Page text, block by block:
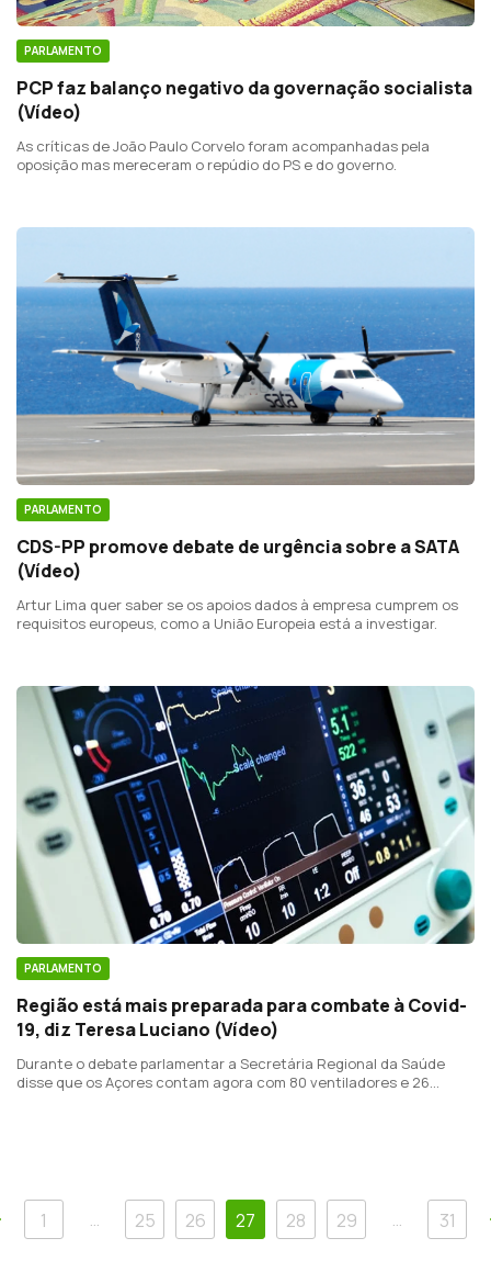
PARLAMENTO
PCP faz balanço negativo da governação socialista
(Vídeo)
As críticas de João Paulo Corvelo foram acompanhadas pela
oposição mas mereceram o repúdio do PS e do governo.
PARLAMENTO
CDS-PP promove debate de urgência sobre a SATA
(Vídeo)
Artur Lima quer saber se os apoios dados à empresa cumprem os
requisitos europeus, como a União Europeia está a investigar.
PARLAMENTO
Região está mais preparada para combate à Covid-
19, diz Teresa Luciano (Vídeo)
Durante o debate parlamentar a Secretária Regional da Saúde
disse que os Açores contam agora com 80 ventiladores e 26
Anterior
1 … 25 26 27 28 29 … 31